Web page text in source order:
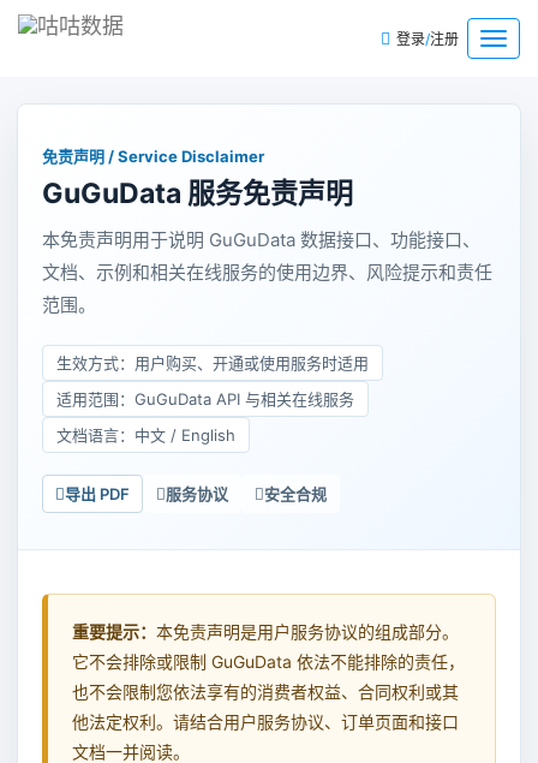
菜
单
登录/注册
免责声明 / Service Disclaimer
GuGuData 服务免责声明
本免责声明用于说明 GuGuData 数据接口、功能接口、
文档、示例和相关在线服务的使用边界、风险提示和责任
范围。
生效方式：用户购买、开通或使用服务时适用
适用范围：GuGuData API 与相关在线服务
文档语言：中文 / English
导出 PDF 服务协议 安全合规
重要提示： 本免责声明是用户服务协议的组成部分。
它不会排除或限制 GuGuData 依法不能排除的责任，
也不会限制您依法享有的消费者权益、合同权利或其
他法定权利。请结合用户服务协议、订单页面和接口
文档一并阅读。